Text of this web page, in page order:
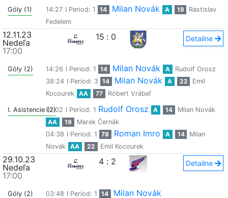
Góly (1) 14:27 I Period: 1 14 Milan Novák A 18
Rastislav
Fedelem
12.11.23
Nedeľa
17:00
15 : 0 Detailne
Góly (2) 14:26 I Period: 1 14 Milan Novák A
Rudolf Orosz
38:24 I Period: 3 14 Milan Novák A 22
Emil
Kocourek
AA 77 Róbert Vrábeľ
I. Asistencie (2)
01:02 I Period: 1 Rudolf Orosz A 14
Milan Novák
AA
19
Marek Černák
04:38 I Period: 1 78 Roman Imro A 14
Milan
Novák
AA 22 Emil Kocourek
29.10.23
Nedeľa
17:00
4 : 2 Detailne
Góly (2) 03:48 I Period: 1 14 Milan Novák